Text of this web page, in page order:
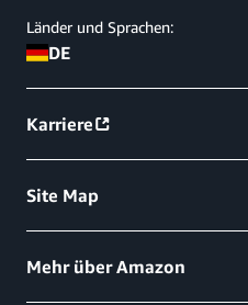
Länder und Sprachen:
DE
Karriere
Site Map
Mehr über Amazon